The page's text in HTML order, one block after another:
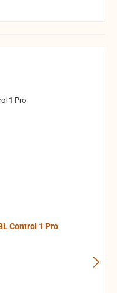
Control 1 Pro